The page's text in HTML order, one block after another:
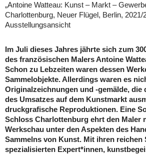
„Antoine Watteau: Kunst – Markt –
Charlottenburg, Neuer Flügel, Berlin, 2021/
Ausstellungsansicht
Im Juli dieses Jahres jährte sich zum
des französischen Malers Antoine
Schon zu Lebzeiten waren dessen
Sammelobjekte. Allerdings waren es
Originalzeichnungen und -gemälde, die
des Umsatzes auf dem Kunstmarkt
druckgrafische Reproduktionen. Eine
Schloss Charlottenburg ehrt den Maler
Werkschau unter den Aspekten des
Sammelns von Kunst. Mit ihren reichen
spezialisierten Expert*innen,